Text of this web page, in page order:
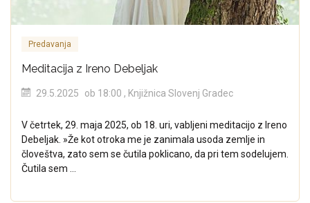
Predavanja
Meditacija z Ireno Debeljak
29.5.2025 ob 18:00 , Knjižnica Slovenj Gradec
V četrtek, 29. maja 2025, ob 18. uri, vabljeni meditacijo z Ireno
Debeljak. »Že kot otroka me je zanimala usoda zemlje in
človeštva, zato sem se čutila poklicano, da pri tem sodelujem.
Čutila sem ...